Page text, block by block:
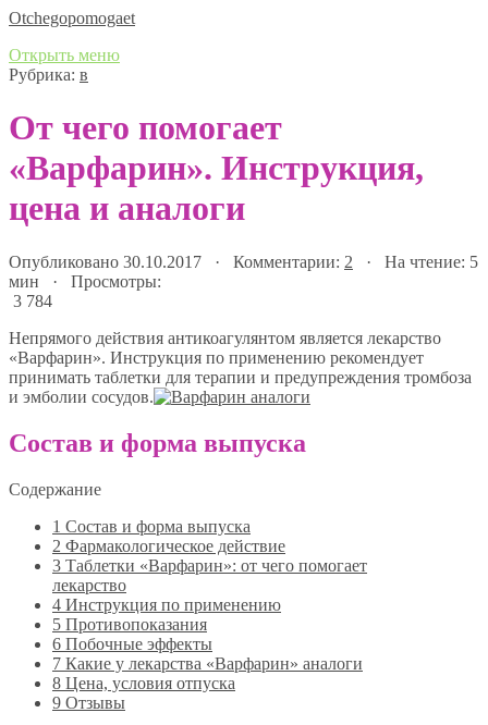
Оtchegopomogaet
Открыть меню
Рубрика: в
От чего помогает
«Варфарин». Инструкция,
цена и аналоги
Опубликовано 30.10.2017 · Комментарии: 2 · На чтение: 5
мин · Просмотры:
3 784
Непрямого действия антикоагулянтом является лекарство
«Варфарин». Инструкция по применению рекомендует
принимать таблетки для терапии и предупреждения тромбоза
и эмболии сосудов.
Состав и форма выпуска
Содержание
1 Состав и форма выпуска
2 Фармакологическое действие
3 Таблетки «Варфарин»: от чего помогает
лекарство
4 Инструкция по применению
5 Противопоказания
6 Побочные эффекты
7 Какие у лекарства «Варфарин» аналоги
8 Цена, условия отпуска
9 Отзывы